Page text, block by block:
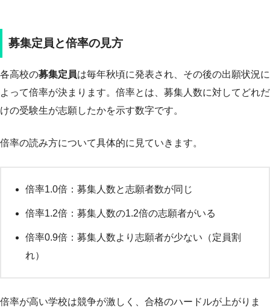
募集定員と倍率の見方
各高校の募集定員は毎年秋頃に発表され、その後の出願状況に
よって倍率が決まります。倍率とは、募集人数に対してどれだ
けの受験生が志願したかを示す数字です。
倍率の読み方について具体的に見ていきます。
倍率1.0倍：募集人数と志願者数が同じ
倍率1.2倍：募集人数の1.2倍の志願者がいる
倍率0.9倍：募集人数より志願者が少ない（定員割
れ）
倍率が高い学校は競争が激しく、合格のハードルが上がりま